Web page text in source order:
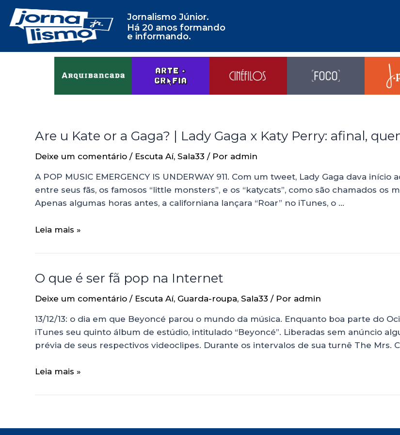
Jornalismo Júnior.
Há 20 anos formando
e informando.
Are u Kate or a Gaga? | Lady Gaga x Katy Perry: afinal,
Deixe um comentário / Escuta Aí, Sala33 / Por admin
A POP MUSIC EMERGENCY IS UNDERWAY 911. Com um tweet, Lady Gaga dava
entre seus fãs, os famosos “little monsters”, e os “katycats”, como são chamados os
Apenas algumas horas antes, a californiana lançara “Roar” no iTunes, o …
Leia mais »
O que é ser fã pop na Internet
Deixe um comentário / Escuta Aí, Guarda-roupa, Sala33 / Por admin
13/12/13: o dia em que Beyoncé parou o mundo da música. Enquanto boa parte do
iTunes seu quinto álbum de estúdio, intitulado “Beyoncé”. Liberadas sem anúncio
prévia de seus respectivos videoclipes. Durante os intervalos de sua turnê The Mrs.
Leia mais »